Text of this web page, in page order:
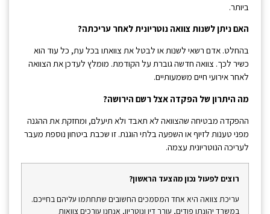
ביותר.
האם ניתן לשנות צוואה נוטריונית לאחר עריכתה?
בהחלט. אדם רשאי לשנות או לבטל את צוואתו בכל עת, כל עוד הוא
כשיר לכך. צוואה חדשה גוברת על הקודמת. מומלץ לעדכן את הצוואה
לאחר אירועי חיים משמעותיים.
מה היתרון של הפקדה אצל רשם הירושה?
ההפקדה מבטיחה שהצוואה לא תאבד ולא תיעלם, ומחזקת את ההגנה
מפני טענות לזיוף או השפעה בלתי הוגנת. זו שכבת ביטחון נוספת מעבר
לעריכה הנוטריונית עצמה.
רוצים לפעול נכון מהצעד הראשון?
עריכת צוואה היא אחד המסמכים החשובים שתחתמו עליהם בחייכם.
במשרד יהונתן פודים, עורך דין ונוטריון, אנחנו עורכים צוואות